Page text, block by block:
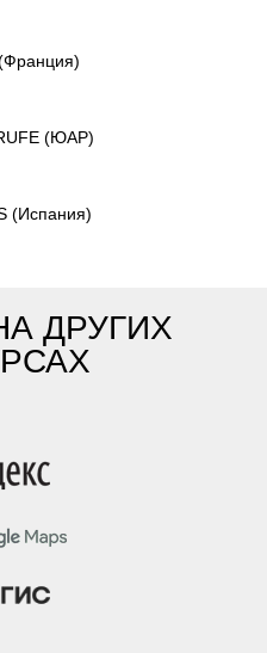
(ЮАР)
(Испания)
ДРУГИХ